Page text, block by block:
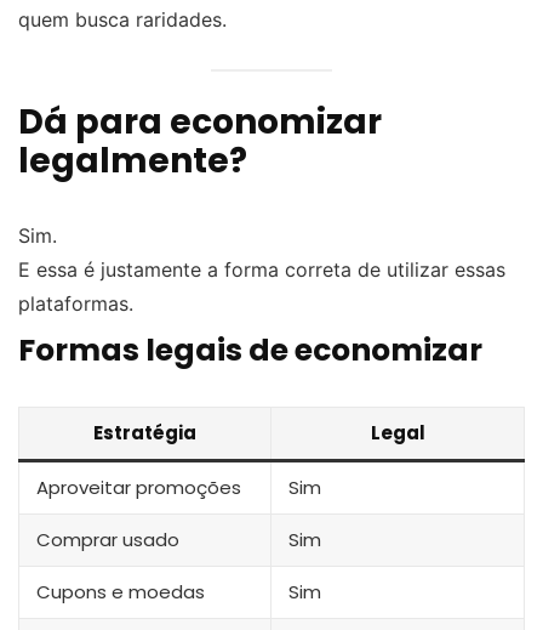
quem busca raridades.
Dá para economizar
legalmente?
Sim.
E essa é justamente a forma correta de utilizar essas
plataformas.
Formas legais de economizar
Estratégia Legal
Aproveitar promoções Sim
Comprar usado Sim
Cupons e moedas Sim